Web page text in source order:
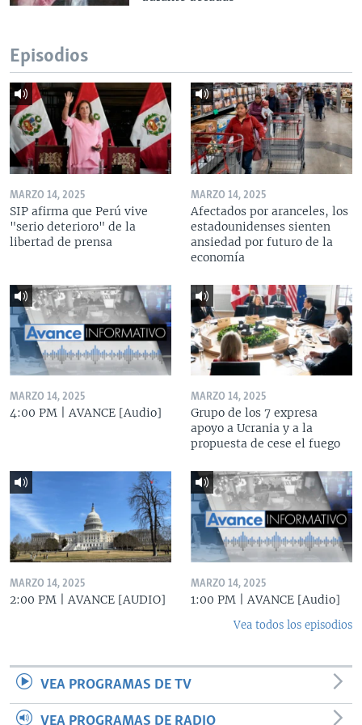
Episodios
MARZO 14, 2025
SIP afirma que Perú vive
"serio deterioro" de la
libertad de prensa
MARZO 14, 2025
Afectados por aranceles, los
estadounidenses sienten
ansiedad por futuro de la
economía
MARZO 14, 2025
4:00 PM | AVANCE [Audio]
MARZO 14, 2025
Grupo de los 7 expresa
apoyo a Ucrania y a la
propuesta de cese el fuego
MARZO 14, 2025
2:00 PM | AVANCE [AUDIO]
MARZO 14, 2025
1:00 PM | AVANCE [Audio]
Vea todos los episodios
VEA PROGRAMAS DE TV
VEA PROGRAMAS DE RADIO